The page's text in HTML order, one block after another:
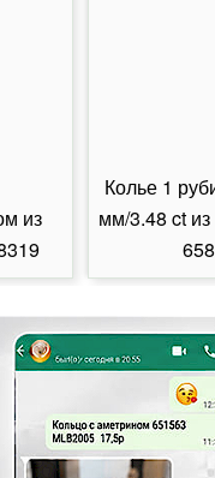
из
Колье 1
мм/3.48 ct